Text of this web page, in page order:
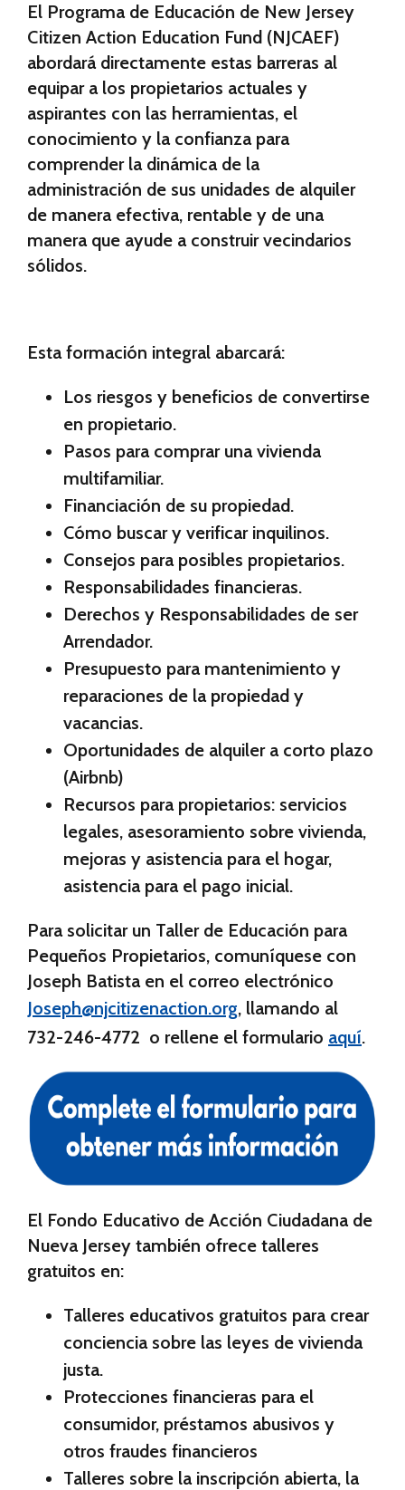
El Programa de Educación de New Jersey
Citizen Action Education Fund (NJCAEF)
abordará directamente estas barreras al
equipar a los propietarios actuales y
aspirantes con las herramientas, el
conocimiento y la confianza para
comprender la dinámica de la
administración de sus unidades de alquiler
de manera efectiva, rentable y de una
manera que ayude a construir vecindarios
sólidos.
Esta formación integral abarcará:
Los riesgos y beneficios de convertirse
en propietario.
Pasos para comprar una vivienda
multifamiliar.
Financiación de su propiedad.
Cómo buscar y verificar inquilinos.
Consejos para posibles propietarios.
Responsabilidades financieras.
Derechos y Responsabilidades de ser
Arrendador.
Presupuesto para mantenimiento y
reparaciones de la propiedad y
vacancias.
Oportunidades de alquiler a corto plazo
(Airbnb)
Recursos para propietarios: servicios
legales, asesoramiento sobre vivienda,
mejoras y asistencia para el hogar,
asistencia para el pago inicial.
Para solicitar un Taller de Educación para
Pequeños Propietarios, comuníquese con
Joseph Batista en el correo electrónico
Joseph@njcitizenaction.org, llamando al
732-246-4772 o rellene el formulario aquí.
El Fondo Educativo de Acción Ciudadana de
Nueva Jersey también ofrece talleres
gratuitos en:
Talleres educativos gratuitos para crear
conciencia sobre las leyes de vivienda
justa.
Protecciones financieras para el
consumidor, préstamos abusivos y
otros fraudes financieros
Talleres sobre la inscripción abierta, la